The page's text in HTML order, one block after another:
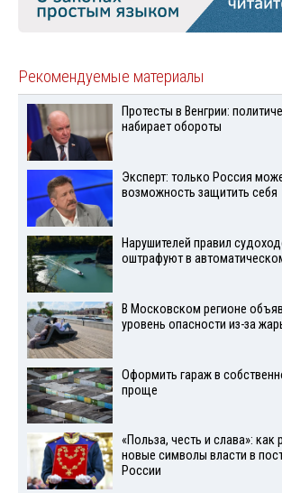
Рекомендуемые материалы
Протесты в Венгрии:
набирает обороты
Эксперт: только Россия
возможность защитить себя
Нарушителей правил
оштрафуют в
В Московском регионе
уровень опасности из-за
Оформить гараж в
проще
«Польза, честь и слава»: как
новые символы власти в
России